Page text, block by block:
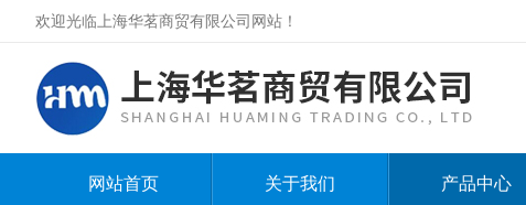
欢迎光临上海华茗商贸有限公司网站！
网站首页 关于我们 产品中心